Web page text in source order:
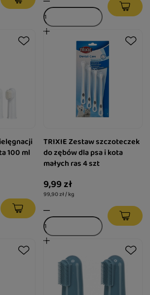
100 ml
TRIXIE Zestaw szczoteczek
do zębów dla psa i kota
małych ras 4 szt
9,99 zł
99,90 zł / kg